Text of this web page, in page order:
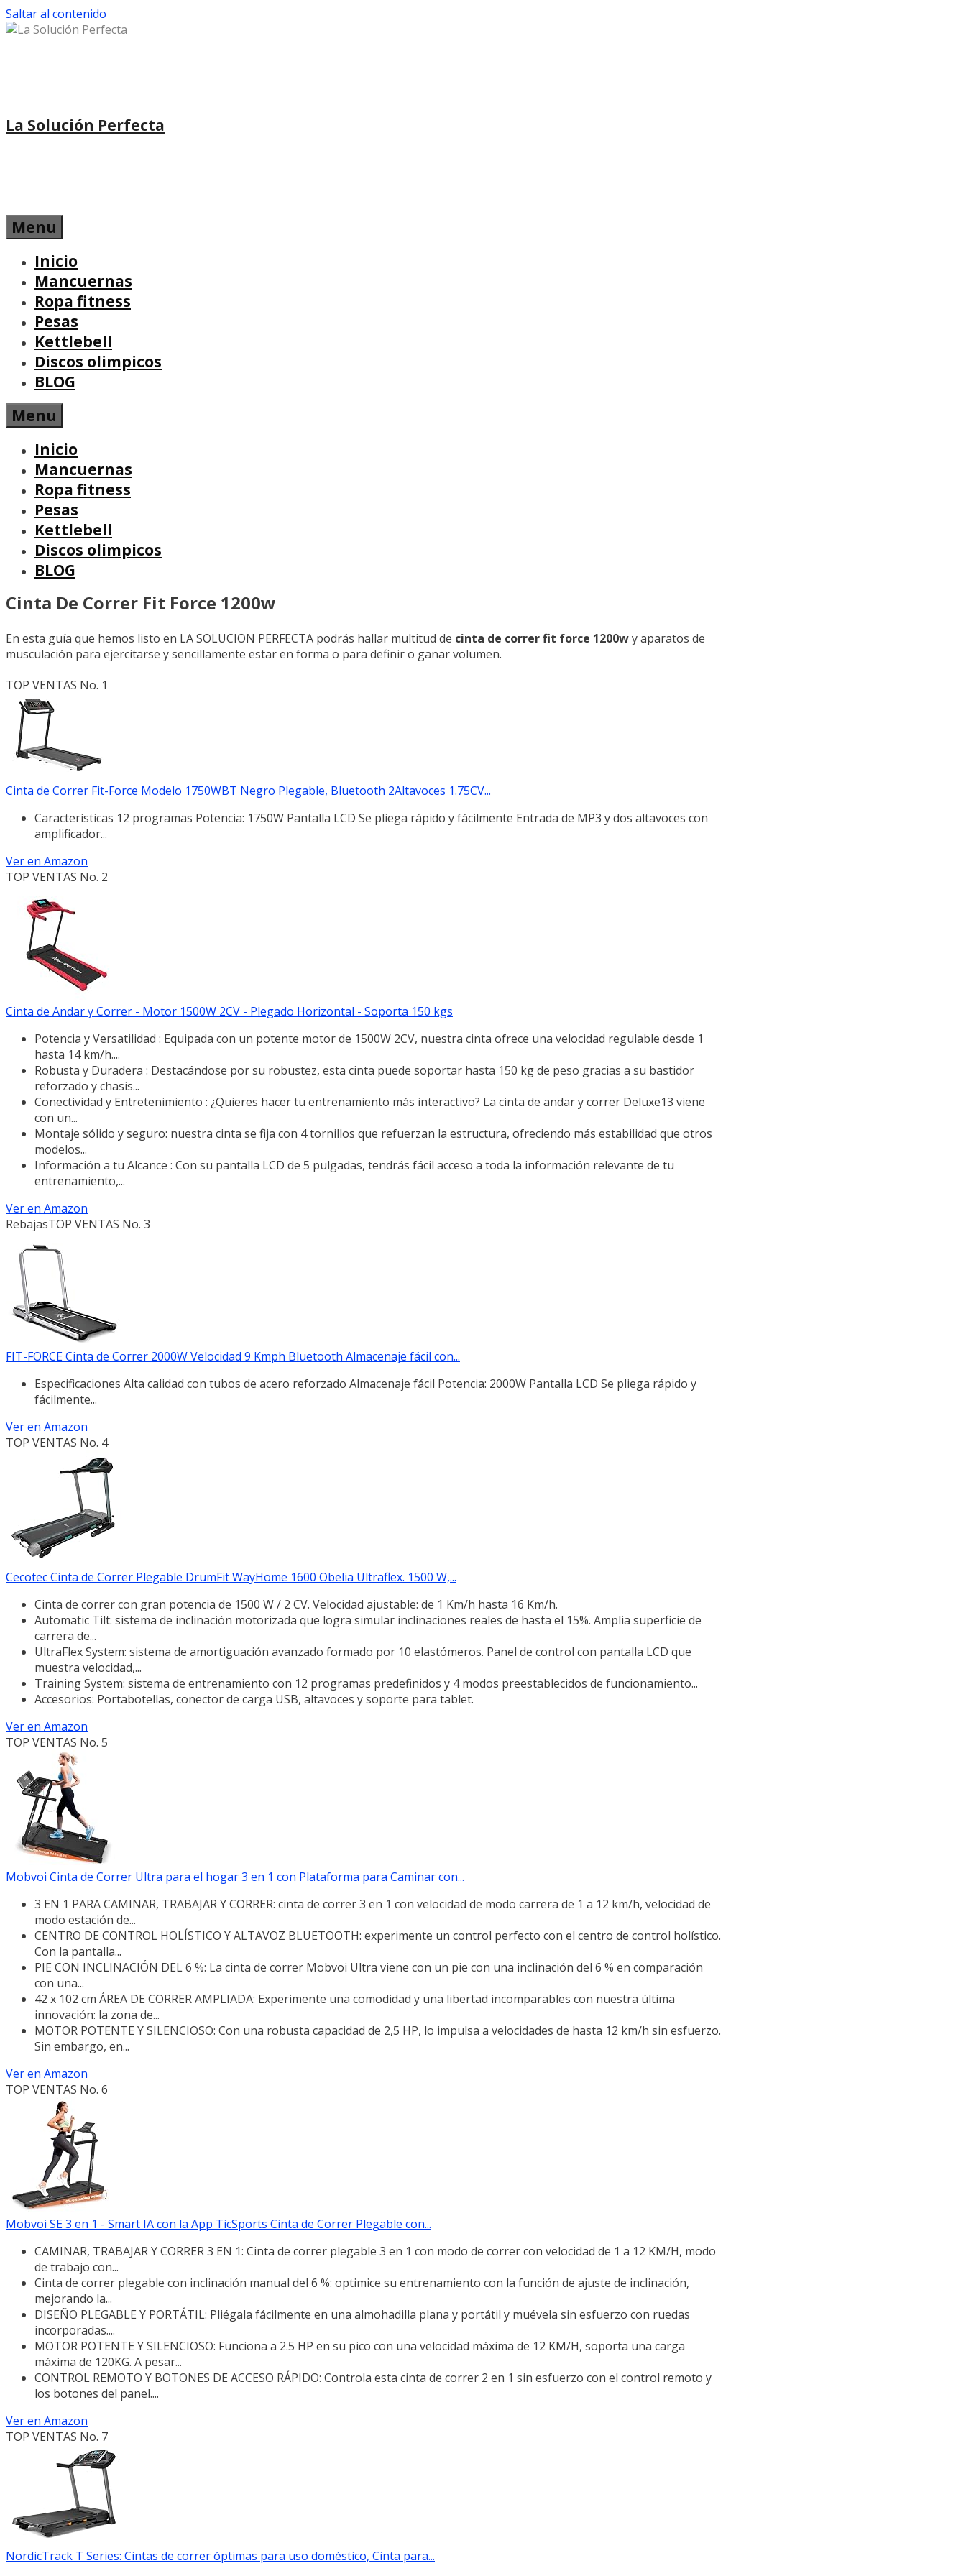
Saltar al contenido
La Solución Perfecta
Menu
Inicio
Mancuernas
Ropa fitness
Pesas
Kettlebell
Discos olimpicos
BLOG
Menu
Inicio
Mancuernas
Ropa fitness
Pesas
Kettlebell
Discos olimpicos
BLOG
Cinta De Correr Fit Force 1200w
En esta guía que hemos listo en LA SOLUCION PERFECTA podrás hallar multitud de cinta de correr fit force 1200wy aparatos de
musculación para ejercitarse y sencillamente estar en forma o para definir o ganar volumen.
TOP VENTAS No. 1
Cinta de Correr Fit-Force Modelo 1750WBT Negro Plegable, Bluetooth 2Altavoces 1.75CV...
Características 12 programas Potencia: 1750W Pantalla LCD Se pliega rápido y fácilmente Entrada de MP3 y dos altavoces con
amplificador...
Ver en Amazon
TOP VENTAS No. 2
Cinta de Andar y Correr - Motor 1500W 2CV - Plegado Horizontal - Soporta 150 kgs
Potencia y Versatilidad : Equipada con un potente motor de 1500W 2CV, nuestra cinta ofrece una velocidad regulable desde 1
hasta 14 km/h....
Robusta y Duradera : Destacándose por su robustez, esta cinta puede soportar hasta 150 kg de peso gracias a su bastidor
reforzado y chasis...
Conectividad y Entretenimiento : ¿Quieres hacer tu entrenamiento más interactivo? La cinta de andar y correr Deluxe13 viene
con un...
Montaje sólido y seguro: nuestra cinta se fija con 4 tornillos que refuerzan la estructura, ofreciendo más estabilidad que otros
modelos...
Información a tu Alcance : Con su pantalla LCD de 5 pulgadas, tendrás fácil acceso a toda la información relevante de tu
entrenamiento,...
Ver en Amazon
RebajasTOP VENTAS No. 3
FIT-FORCE Cinta de Correr 2000W Velocidad 9 Kmph Bluetooth Almacenaje fácil con...
Especificaciones Alta calidad con tubos de acero reforzado Almacenaje fácil Potencia: 2000W Pantalla LCD Se pliega rápido y
fácilmente...
Ver en Amazon
TOP VENTAS No. 4
Cecotec Cinta de Correr Plegable DrumFit WayHome 1600 Obelia Ultraflex. 1500 W,...
Cinta de correr con gran potencia de 1500 W / 2 CV. Velocidad ajustable: de 1 Km/h hasta 16 Km/h.
Automatic Tilt: sistema de inclinación motorizada que logra simular inclinaciones reales de hasta el 15%. Amplia superficie de
carrera de...
UltraFlex System: sistema de amortiguación avanzado formado por 10 elastómeros. Panel de control con pantalla LCD que
muestra velocidad,...
Training System: sistema de entrenamiento con 12 programas predefinidos y 4 modos preestablecidos de funcionamiento...
Accesorios: Portabotellas, conector de carga USB, altavoces y soporte para tablet.
Ver en Amazon
TOP VENTAS No. 5
Mobvoi Cinta de Correr Ultra para el hogar 3 en 1 con Plataforma para Caminar con...
3 EN 1 PARA CAMINAR, TRABAJAR Y CORRER: cinta de correr 3 en 1 con velocidad de modo carrera de 1 a 12 km/h, velocidad de
modo estación de...
CENTRO DE CONTROL HOLÍSTICO Y ALTAVOZ BLUETOOTH: experimente un control perfecto con el centro de control holístico.
Con la pantalla...
PIE CON INCLINACIÓN DEL 6 %: La cinta de correr Mobvoi Ultra viene con un pie con una inclinación del 6 % en comparación
con una...
42 x 102 cm ÁREA DE CORRER AMPLIADA: Experimente una comodidad y una libertad incomparables con nuestra última
innovación: la zona de...
MOTOR POTENTE Y SILENCIOSO: Con una robusta capacidad de 2,5 HP, lo impulsa a velocidades de hasta 12 km/h sin esfuerzo.
Sin embargo, en...
Ver en Amazon
TOP VENTAS No. 6
Mobvoi SE 3 en 1 - Smart IA con la App TicSports Cinta de Correr Plegable con...
CAMINAR, TRABAJAR Y CORRER 3 EN 1: Cinta de correr plegable 3 en 1 con modo de correr con velocidad de 1 a 12 KM/H, modo
de trabajo con...
Cinta de correr plegable con inclinación manual del 6 %: optimice su entrenamiento con la función de ajuste de inclinación,
mejorando la...
DISEÑO PLEGABLE Y PORTÁTIL: Pliégala fácilmente en una almohadilla plana y portátil y muévela sin esfuerzo con ruedas
incorporadas....
MOTOR POTENTE Y SILENCIOSO: Funciona a 2.5 HP en su pico con una velocidad máxima de 12 KM/H, soporta una carga
máxima de 120KG. A pesar...
CONTROL REMOTO Y BOTONES DE ACCESO RÁPIDO: Controla esta cinta de correr 2 en 1 sin esfuerzo con el control remoto y
los botones del panel....
Ver en Amazon
TOP VENTAS No. 7
NordicTrack T Series: Cintas de correr óptimas para uso doméstico, Cinta para...